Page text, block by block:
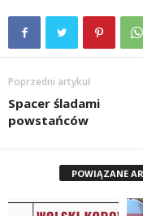
Poprzedni artykuł
Spacer śladami
powstańców
POWIĄZANE